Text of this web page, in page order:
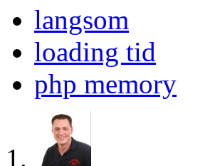
langsom
loading tid
php memory